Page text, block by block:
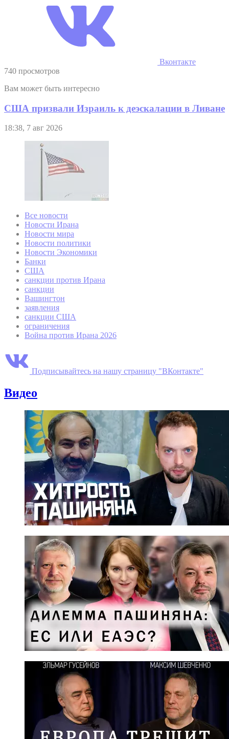
Вконтакте
740 просмотров
Вам может быть интересно
США призвали Израиль к деэскалации в Ливане
18:38, 7 авг 2026
Все новости
Новости Ирана
Новости мира
Новости политики
Новости Экономики
Банки
США
санкции против Ирана
санкции
Вашингтон
заявления
санкции США
ограничения
Война против Ирана 2026
Подписывайтесь на нашу страницу "ВКонтакте"
Видео